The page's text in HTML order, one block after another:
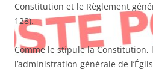
Constitution et le Règlement
128).
Comme le stipule la Constitution,
l’administration générale de